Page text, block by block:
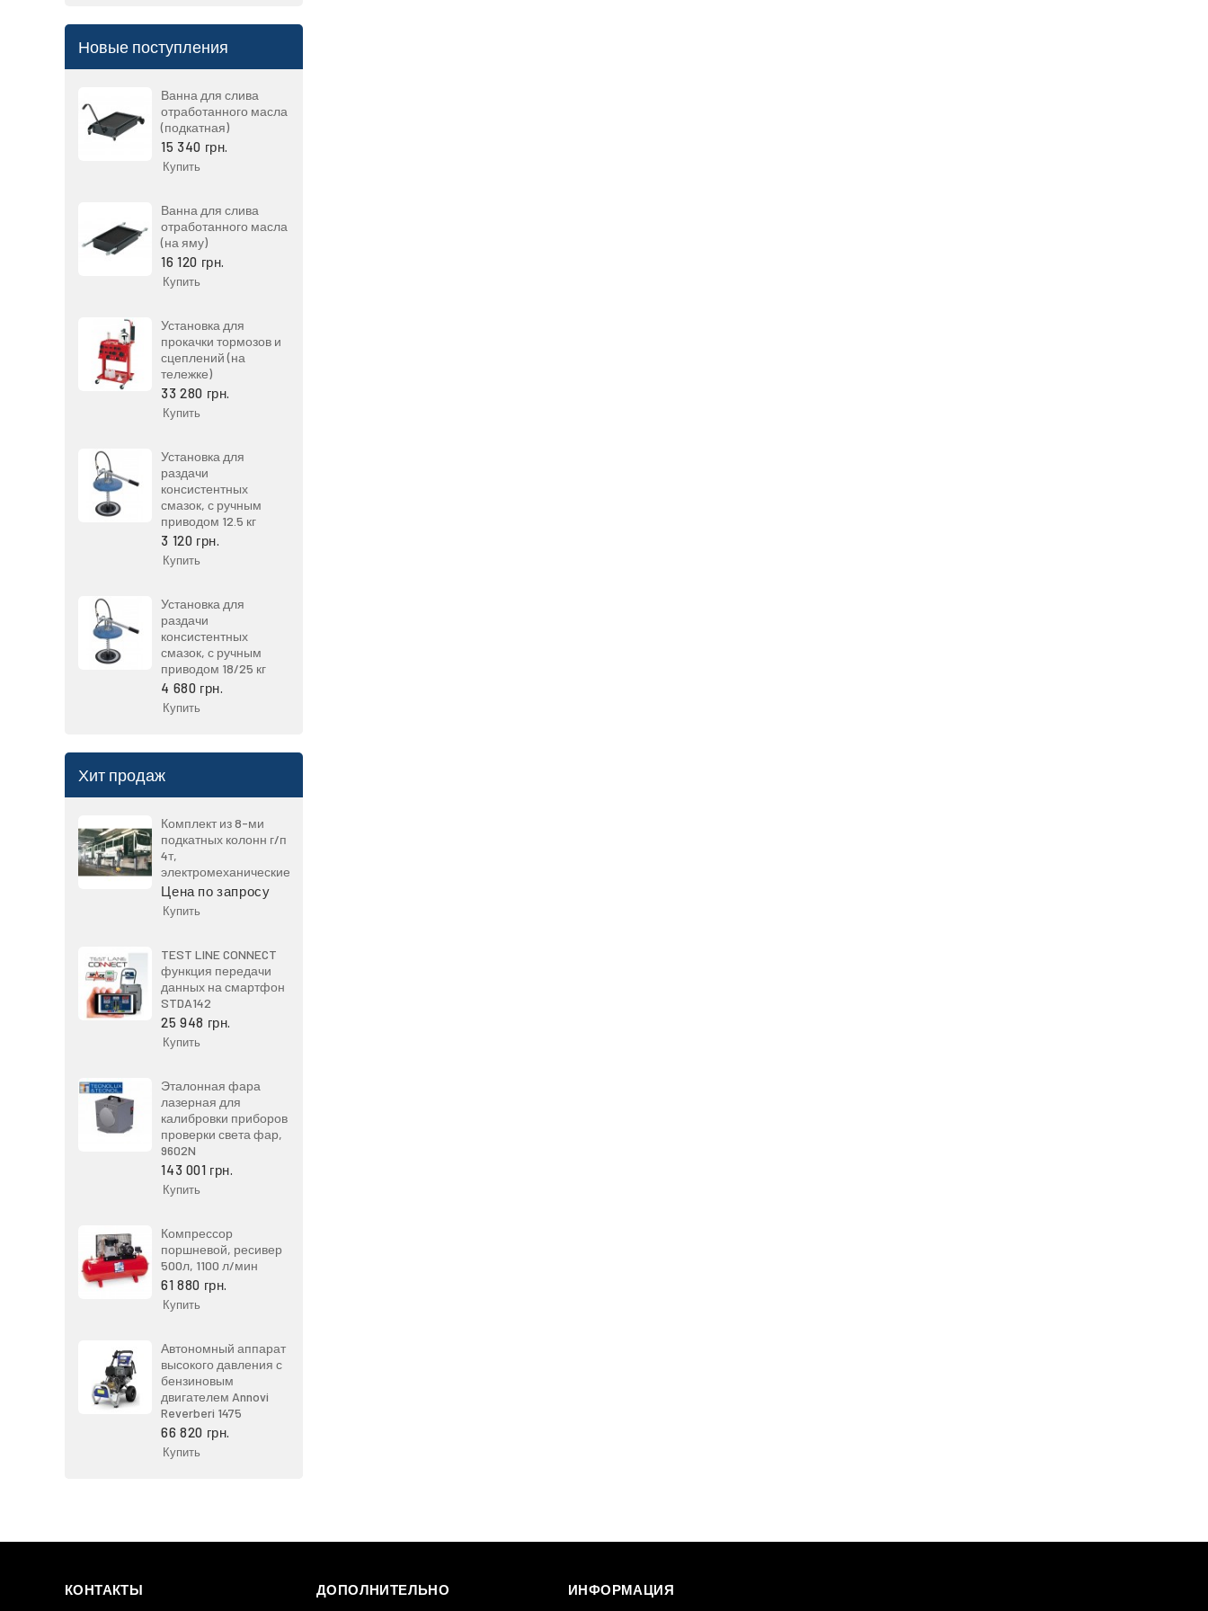
Новые поступления
Ванна для слива
отработанного масла
(подкатная)
15 340 грн.
Купить
Ванна для слива
отработанного масла
(на яму)
16 120 грн.
Купить
Установка для
прокачки тормозов и
сцеплений (на
тележке)
33 280 грн.
Купить
Установка для
раздачи
консистентных
смазок, с ручным
приводом 12.5 кг
3 120 грн.
Купить
Установка для
раздачи
консистентных
смазок, с ручным
приводом 18/25 кг
4 680 грн.
Купить
Хит продаж
Комплект из 8-ми
подкатных колонн г/п
4т,
электромеханические
Цена по запросу
Купить
TEST LINE CONNECT
функция передачи
данных на смартфон
STDA142
25 948 грн.
Купить
Эталонная фара
лазерная для
калибровки приборов
проверки света фар,
9602N
143 001 грн.
Купить
Компрессор
поршневой, ресивер
500л, 1100 л/мин
61 880 грн.
Купить
Автономный аппарат
высокого давления с
бензиновым
двигателем Annovi
Reverberi 1475
66 820 грн.
Купить
КОНТАКТЫ ДОПОЛНИТЕЛЬНО ИНФОРМАЦИЯ